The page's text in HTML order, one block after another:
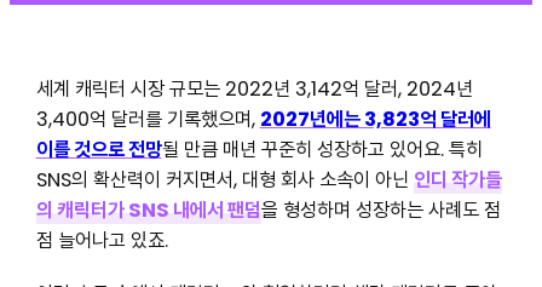
세계 캐릭터 시장 규모는 2022년 3,142억 달러, 2024년
3,400억 달러를 기록했으며, 2027년에는 3,823억 달러에
이를 것으로 전망될 만큼 매년 꾸준히 성장하고 있어요. 특히
SNS의 확산력이 커지면서, 대형 회사 소속이 아닌 인디 작가들
의 캐릭터가 SNS 내에서 팬덤을 형성하며 성장하는 사례도 점
점 늘어나고 있죠.